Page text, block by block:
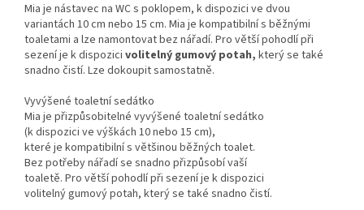
Mia je nástavec na WC s poklopem, k dispozici ve dvou
variantách 10 cm nebo 15 cm. Mia je kompatibilní s běžnými
toaletami a lze namontovat bez nářadí. Pro větší pohodlí při
sezení je k dispozici volitelný gumový potah, který se také
snadno čistí. Lze dokoupit samostatně.
Vyvýšené toaletní sedátko
Mia je přizpůsobitelné vyvýšené toaletní sedátko
(k dispozici ve výškách 10 nebo 15 cm),
které je kompatibilní s většinou běžných toalet.
Bez potřeby nářadí se snadno přizpůsobí vaší
toaletě. Pro větší pohodlí při sezení je k dispozici
volitelný gumový potah, který se také snadno čistí.